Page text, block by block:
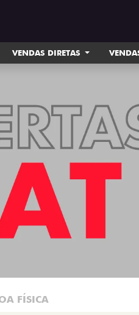
VENDAS DIRETAS
FÍSICA